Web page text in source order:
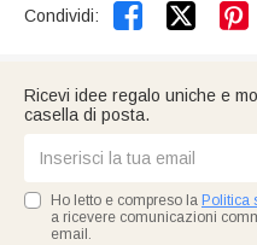
Condividi:  
Ricevi idee regalo uniche e
casella di posta.
Ho letto e compreso la Politica
a ricevere comunicazioni
email.